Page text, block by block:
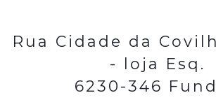
Rua Cidade da
- loja Esq.
6230-346